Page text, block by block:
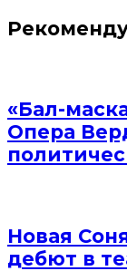
«Бал-
Опера
Новая
дебют в